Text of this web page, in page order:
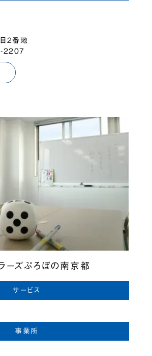
2番地
2207
ーズぷろぼの南京都
サービス
事業所